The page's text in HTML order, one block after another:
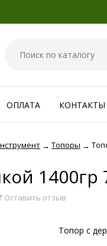
ОПЛАТА КОНТАКТЫ
→ Топоры →
1400гр
Оставить отзыв
Топор с